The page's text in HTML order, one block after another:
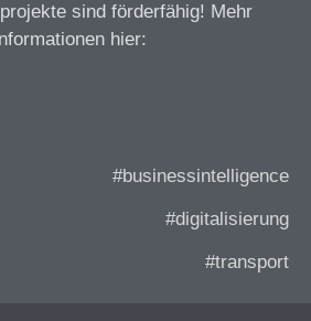
sind förderfähig! Mehr
hier:
#businessintelligence
#digitalisierung
#transport